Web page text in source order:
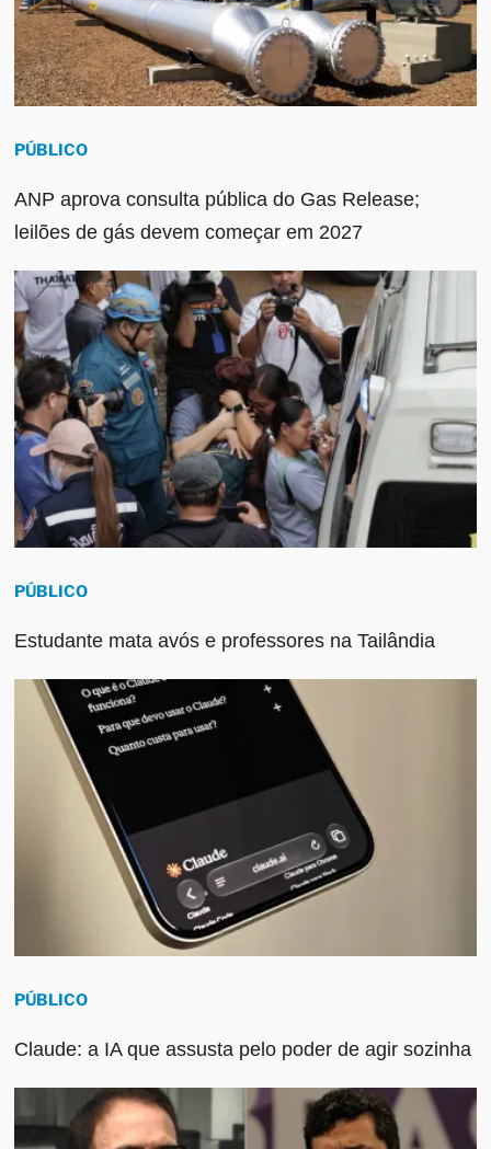
PÚBLICO
ANP aprova consulta pública do Gas Release;
leilões de gás devem começar em 2027
PÚBLICO
Estudante mata avós e professores na Tailândia
PÚBLICO
Claude: a IA que assusta pelo poder de agir sozinha